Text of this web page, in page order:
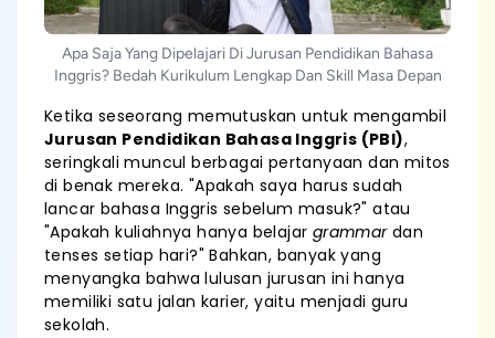
Apa Saja Yang Dipelajari Di Jurusan Pendidikan Bahasa
Inggris? Bedah Kurikulum Lengkap Dan Skill Masa Depan
Ketika seseorang memutuskan untuk mengambil
Jurusan Pendidikan Bahasa Inggris (PBI),
seringkali muncul berbagai pertanyaan dan mitos
di benak mereka. "Apakah saya harus sudah
lancar bahasa Inggris sebelum masuk?" atau
"Apakah kuliahnya hanya belajar grammardan
tenses setiap hari?" Bahkan, banyak yang
menyangka bahwa lulusan jurusan ini hanya
memiliki satu jalan karier, yaitu menjadi guru
sekolah.